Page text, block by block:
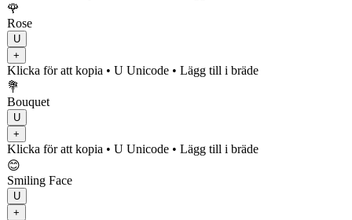
🌹
Rose
U
+
Klicka för att kopia • U Unicode • Lägg till i bräde
💐
Bouquet
U
+
Klicka för att kopia • U Unicode • Lägg till i bräde
😊
Smiling Face
U
+